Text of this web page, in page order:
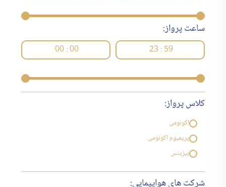
ساعت پرواز:
23 : 59
00 : 00
کلاس پرواز:
اکونومی
پریمیوم اکونومی
بیزینس
شرکت های هواپیمایی: